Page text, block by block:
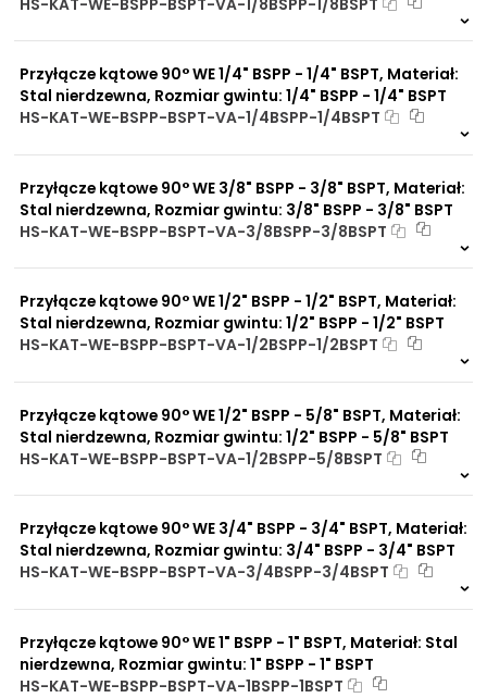
Przyłącze kątowe 90° WE 1/4" BSPP - 1/4" BSPT, Materiał:
Stal nierdzewna, Rozmiar gwintu: 1/4" BSPP - 1/4" BSPT
HS-KAT-WE-BSPP-BSPT-VA-1/4BSPP-1/4BSPT
Przyłącze kątowe 90° WE 3/8" BSPP - 3/8" BSPT, Materiał:
Stal nierdzewna, Rozmiar gwintu: 3/8" BSPP - 3/8" BSPT
HS-KAT-WE-BSPP-BSPT-VA-3/8BSPP-3/8BSPT
Przyłącze kątowe 90° WE 1/2" BSPP - 1/2" BSPT, Materiał:
Stal nierdzewna, Rozmiar gwintu: 1/2" BSPP - 1/2" BSPT
HS-KAT-WE-BSPP-BSPT-VA-1/2BSPP-1/2BSPT
Przyłącze kątowe 90° WE 1/2" BSPP - 5/8" BSPT, Materiał:
Stal nierdzewna, Rozmiar gwintu: 1/2" BSPP - 5/8" BSPT
HS-KAT-WE-BSPP-BSPT-VA-1/2BSPP-5/8BSPT
Przyłącze kątowe 90° WE 3/4" BSPP - 3/4" BSPT, Materiał:
Stal nierdzewna, Rozmiar gwintu: 3/4" BSPP - 3/4" BSPT
HS-KAT-WE-BSPP-BSPT-VA-3/4BSPP-3/4BSPT
Przyłącze kątowe 90° WE 1" BSPP - 1" BSPT, Materiał: Stal
nierdzewna, Rozmiar gwintu: 1" BSPP - 1" BSPT
HS-KAT-WE-BSPP-BSPT-VA-1BSPP-1BSPT